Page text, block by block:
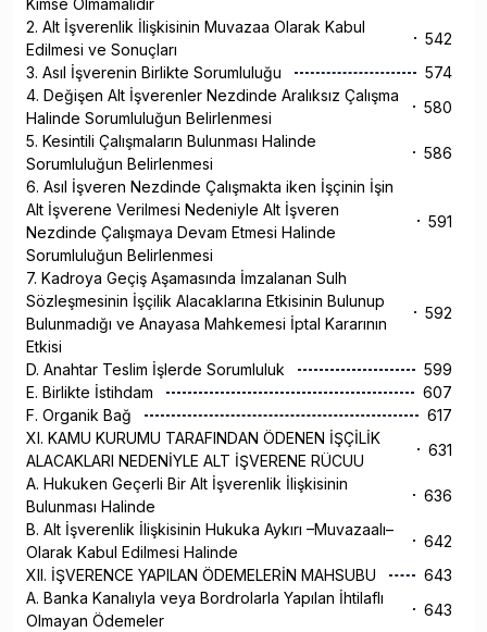
Kimse Olmamalıdır
2. Alt İşverenlik İlişkisinin Muvazaa Olarak Kabul
Edilmesi ve Sonuçları
542
3. Asıl İşverenin Birlikte Sorumluluğu
574
4. Değişen Alt İşverenler Nezdinde Aralıksız Çalışma
Halinde Sorumluluğun Belirlenmesi
580
5. Kesintili Çalışmaların Bulunması Halinde
Sorumluluğun Belirlenmesi
586
6. Asıl İşveren Nezdinde Çalışmakta iken İşçinin İşin
Alt İşverene Verilmesi Nedeniyle Alt İşveren
Nezdinde Çalışmaya Devam Etmesi Halinde
Sorumluluğun Belirlenmesi
591
7. Kadroya Geçiş Aşamasında İmzalanan Sulh
Sözleşmesinin İşçilik Alacaklarına Etkisinin Bulunup
Bulunmadığı ve Anayasa Mahkemesi İptal Kararının
Etkisi
592
D. Anahtar Teslim İşlerde Sorumluluk
599
E. Birlikte İstihdam
607
F. Organik Bağ
617
XI. KAMU KURUMU TARAFINDAN ÖDENEN İŞÇİLİK
ALACAKLARI NEDENİYLE ALT İŞVERENE RÜCUU
631
A. Hukuken Geçerli Bir Alt İşverenlik İlişkisinin
Bulunması Halinde
636
B. Alt İşverenlik İlişkisinin Hukuka Aykırı –Muvazaalı–
Olarak Kabul Edilmesi Halinde
642
XII. İŞVERENCE YAPILAN ÖDEMELERİN MAHSUBU
643
A. Banka Kanalıyla veya Bordrolarla Yapılan İhtilaflı
Olmayan Ödemeler
643